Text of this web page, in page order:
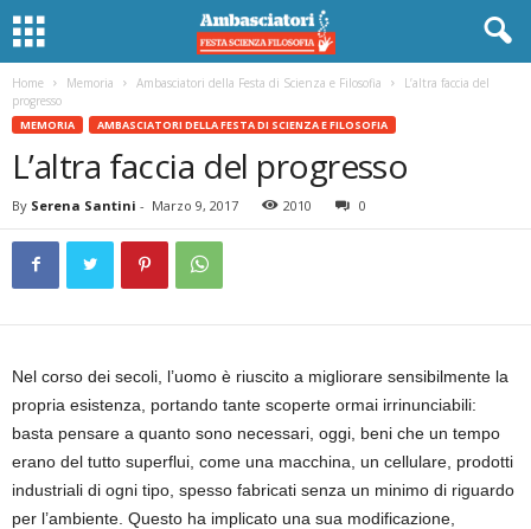
Home Memoria Ambasciatori della Festa di Scienza e Filosofia
L’altra faccia del
progresso
MEMORIA AMBASCIATORI DELLA FESTA DI SCIENZA E FILOSOFIA
L’altra faccia del progresso
By Serena Santini - Marzo 9, 2017 2010 0
Nel corso dei secoli, l’uomo è riuscito a migliorare sensibilmente la
propria esistenza, portando tante scoperte ormai irrinunciabili:
basta pensare a quanto sono necessari, oggi, beni che un tempo
erano del tutto superflui, come una macchina, un cellulare, prodotti
industriali di ogni tipo, spesso fabricati senza un minimo di riguardo
per l’ambiente. Questo ha implicato una sua modificazione,